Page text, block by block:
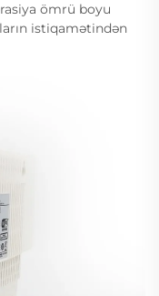
ömrü boyu
istiqamətindən